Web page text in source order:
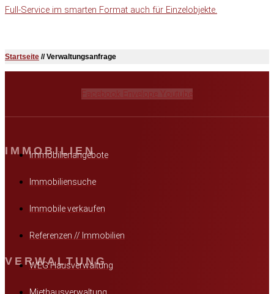
Full-Service im smarten Format auch für Einzelobjekte.
Startseite //Verwaltungsanfrage
Facebook Envelope Youtube
IMMOBILIEN
Immobilienangebote
Immobiliensuche
Immobile verkaufen
Referenzen // Immobilien
VERWALTUNG
WEG Hausverwaltung
Miethausverwaltung